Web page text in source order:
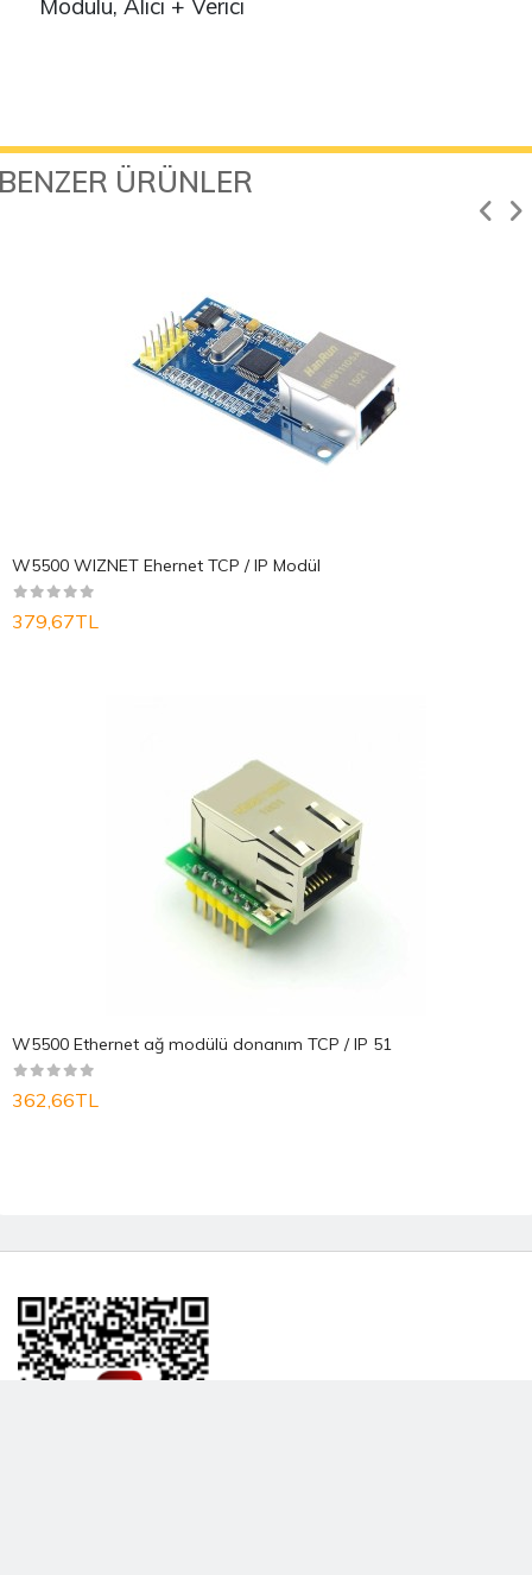
ÜRÜNLER
W5500 WIZNET Ehernet TCP / IP Modül
379,67TL
W5500 Ethernet ağ modülü donanım TCP / IP 51
362,66TL